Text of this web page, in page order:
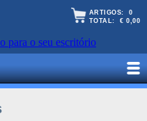
ARTIGOS: 0
TOTAL: € 0,00